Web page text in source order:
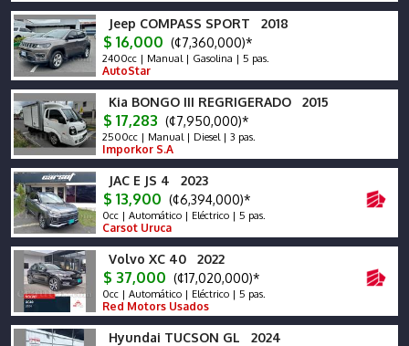
Jeep COMPASS SPORT 2018
$ 16,000 (¢7,360,000)*
2400cc | Manual | Gasolina | 5 pas.
AutoStar
Kia BONGO III REGRIGERADO 2015
$ 17,283 (¢7,950,000)*
2500cc | Manual | Diesel | 3 pas.
Imporkor S.A
JAC E JS 4 2023
$ 13,900 (¢6,394,000)*
0cc | Automático | Eléctrico | 5 pas.
Carsot Uruca
Volvo XC 40 2022
$ 37,000 (¢17,020,000)*
0cc | Automático | Eléctrico | 5 pas.
Red Motors Usados
Hyundai TUCSON GL 2024